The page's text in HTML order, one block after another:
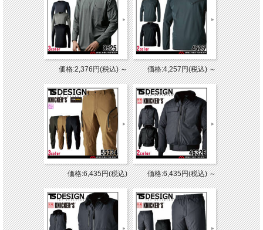
価格:2,376円(税込)～ 価格:4,257円(税込)～
価格:6,435円(税込) 価格:6,435円(税込)～